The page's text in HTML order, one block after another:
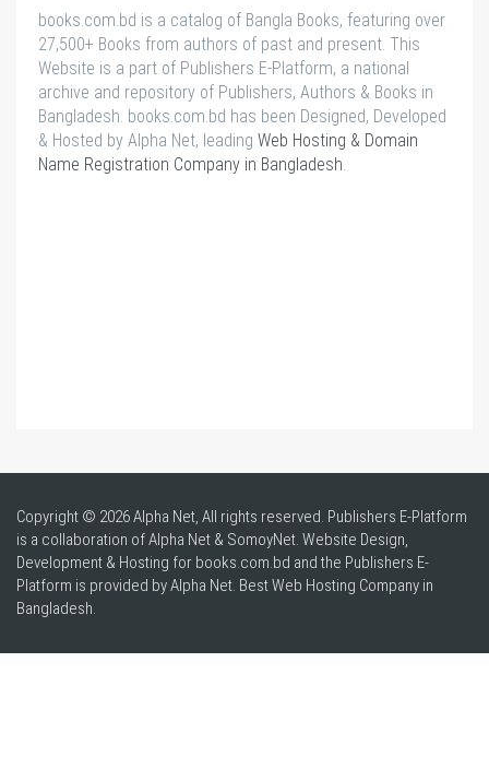
books.com.bd is a catalog of Bangla Books, featuring over
27,500+ Books from authors of past and present. This
Website is a part of Publishers E-Platform, a national
archive and repository of Publishers, Authors & Books in
Bangladesh. books.com.bd has been Designed, Developed
& Hosted by Alpha Net, leading Web Hosting & Domain
Name Registration Company in Bangladesh.
Copyright © 2026 Alpha Net, All rights reserved. Publishers E-Platform
is a collaboration of Alpha Net & SomoyNet. Website Design,
Development & Hosting for books.com.bd and the Publishers E-
Platform is provided by Alpha Net. BestWeb Hosting Company in
Bangladesh.